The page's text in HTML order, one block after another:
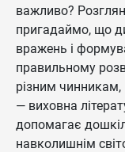
важливо?
пригадаймо, що
вражень і
правильному
різним
— виховна
допомагає
навколишнім